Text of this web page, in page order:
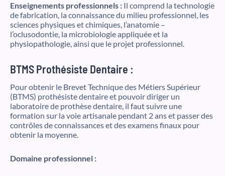
Enseignements professionnels : Il comprend la technologie
de fabrication, la connaissance du milieu professionnel, les
sciences physiques et chimiques, l’anatomie –
l’oclusodontie, la microbiologie appliquée et la
physiopathologie, ainsi que le projet professionnel.
BTMS Prothésiste Dentaire :
Pour obtenir le Brevet Technique des Métiers Supérieur
(BTMS) prothésiste dentaire et pouvoir diriger un
laboratoire de prothèse dentaire, il faut suivre une
formation sur la voie artisanale pendant 2 ans et passer des
contrôles de connaissances et des examens finaux pour
obtenir la moyenne.
Domaine professionnel :